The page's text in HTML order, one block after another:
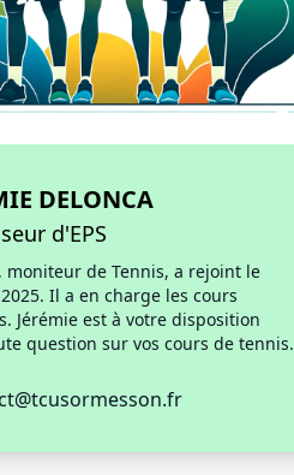
DELONCA
d'EPS
moniteur de Tennis, a rejoint le
Il a en charge les cours
Jérémie est à votre disposition
question sur vos cours de tennis.